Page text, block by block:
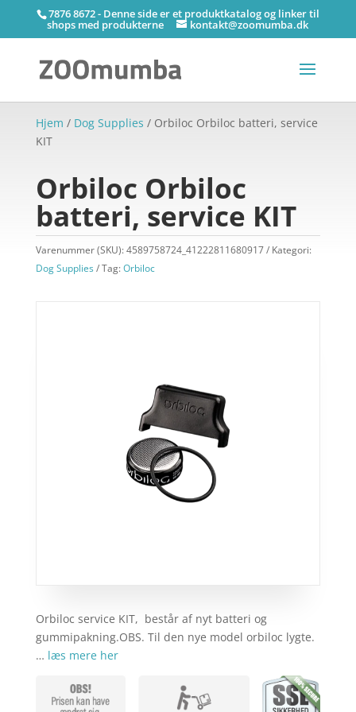
7876 8672 - Denne side er et produktkatalog og linker til
shops med produkterne kontakt@zoomumba.dk
Hjem / Dog Supplies / Orbiloc Orbiloc batteri, service
KIT
Orbiloc Orbiloc
batteri, service KIT
Varenummer (SKU):4589758724_41222811680917
Kategori:
Dog Supplies
Tag:Orbiloc
Orbiloc service KIT, består af nyt batteri og
gummipakning.OBS. Til den nye model orbiloc lygte.
… læs mere her